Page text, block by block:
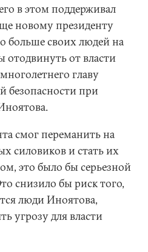
в этом поддерживал
новому президенту
больше своих людей на
отодвинуть от власти
главу
безопасности при
смог переманить на
силовиков и стать их
это было бы серьезной
снизило бы риск того,
люди Иноятова,
угрозу для власти